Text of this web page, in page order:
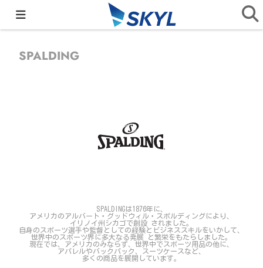
>SPALDING
SPALDING
SPALDINGは1876年に、
アメリカのアルバート・グッドウィル・スポルディングにより、
イリノイ州シカゴで創設 されました。
自身のスポーツ選手や監督としての経験と ビジネススキルをいかして、
世界中のスポーツ界に多大なる発展 と繁栄をもたらしました。
現在では、アメリカのみならず、世界中でスポーツ用品の他に、
アパレルやバックパック、スーツケースなど、
多くの商品を展開しています。